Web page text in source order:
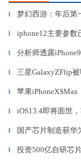
▎ 梦幻西游：年后第
▎ iphone12主要参数
▎ 分析师透露
▎ 三星GalaxyZFlip
▎ 苹果
▎ iOS13.4即将面世
▎ 国产芯片制造获华
▎ 投资500亿自研芯